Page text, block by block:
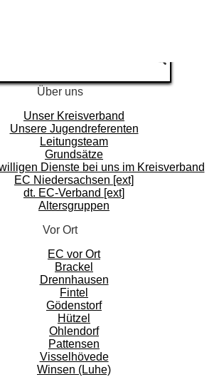
Über uns
Unser Kreisverband
Unsere Jugendreferenten
Leitungsteam
Grundsätze
Dienste bei uns im Kreisverband
EC Niedersachsen [ext]
dt. EC-Verband [ext]
Altersgruppen
Vor Ort
EC vor Ort
Brackel
Drennhausen
Fintel
Gödenstorf
Hützel
Ohlendorf
Pattensen
Visselhövede
Winsen (Luhe)